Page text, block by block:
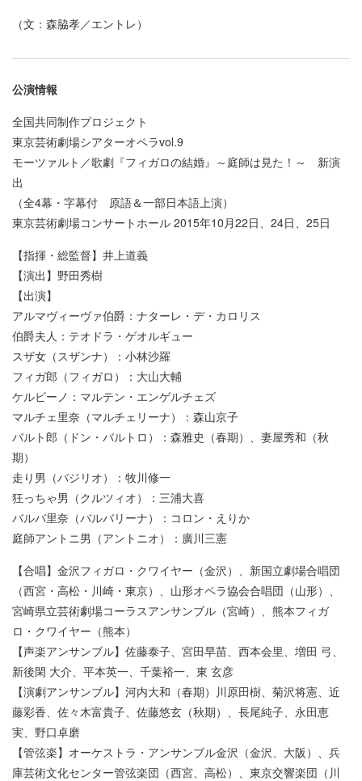
（文：森脇孝／エントレ）
公演情報
全国共同制作プロジェクト
東京芸術劇場シアターオペラvol.9
モーツァルト／歌劇『フィガロの結婚』～庭師は見た！～ 新演
出
（全4幕・字幕付 原語＆一部日本語上演）
東京芸術劇場コンサートホール 2015年10月22日、24日、25日
【指揮・総監督】井上道義
【演出】野田秀樹
【出演】
アルマヴィーヴァ伯爵：ナターレ・デ・カロリス
伯爵夫人：テオドラ・ゲオルギュー
スザ女（スザンナ）：小林沙羅
フィガ郎（フィガロ）：大山大輔
ケルビーノ：マルテン・エンゲルチェズ
マルチェ里奈（マルチェリーナ）：森山京子
バルト郎（ドン・バルトロ）：森雅史（春期）、妻屋秀和（秋
期）
走り男（バジリオ）：牧川修一
狂っちゃ男（クルツィオ）：三浦大喜
バルバ里奈（バルバリーナ）：コロン・えりか
庭師アントニ男（アントニオ）：廣川三憲
【合唱】金沢フィガロ・クワイヤー（金沢）、新国立劇場合唱団
（西宮・高松・川崎・東京）、山形オペラ協会合唱団（山形）、
宮崎県立芸術劇場コーラスアンサンブル（宮崎）、熊本フィガ
ロ・クワイヤー（熊本）
【声楽アンサンブル】佐藤泰子、宮田早苗、西本会里、増田 弓、
新後閑 大介、平本英一、千葉裕一、東 玄彦
【演劇アンサンブル】河内大和（春期）川原田樹、菊沢将憲、近
藤彩香、佐々木富貴子、佐藤悠玄（秋期）、長尾純子、永田恵
実、野口卓磨
【管弦楽】オーケストラ・アンサンブル金沢（金沢、大阪）、兵
庫芸術文化センター管弦楽団（西宮、高松）、東京交響楽団（川